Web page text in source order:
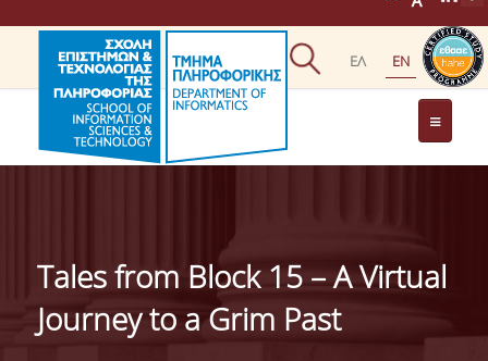
THE DEPARTMENT
ABOUT THE DEPARTMENT
ADMINISTRATION
PERSONNEL
Tales from Block 15 – A Virtual
Journey to a Grim Past